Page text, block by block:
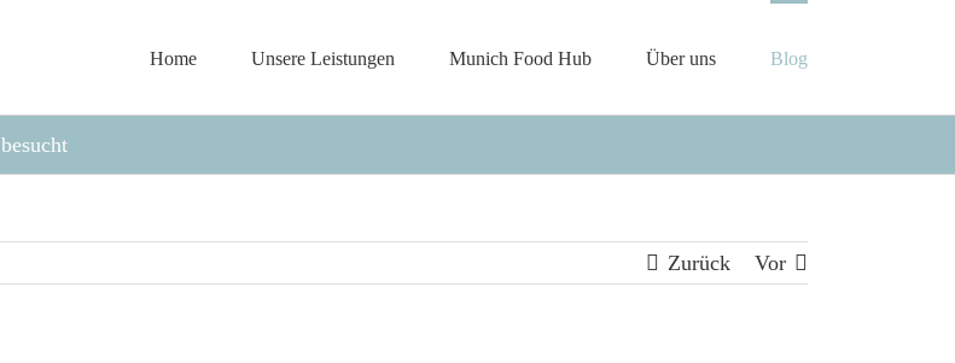
Home Unsere Leistungen Munich Food Hub Über uns Blog
Zurück Vor